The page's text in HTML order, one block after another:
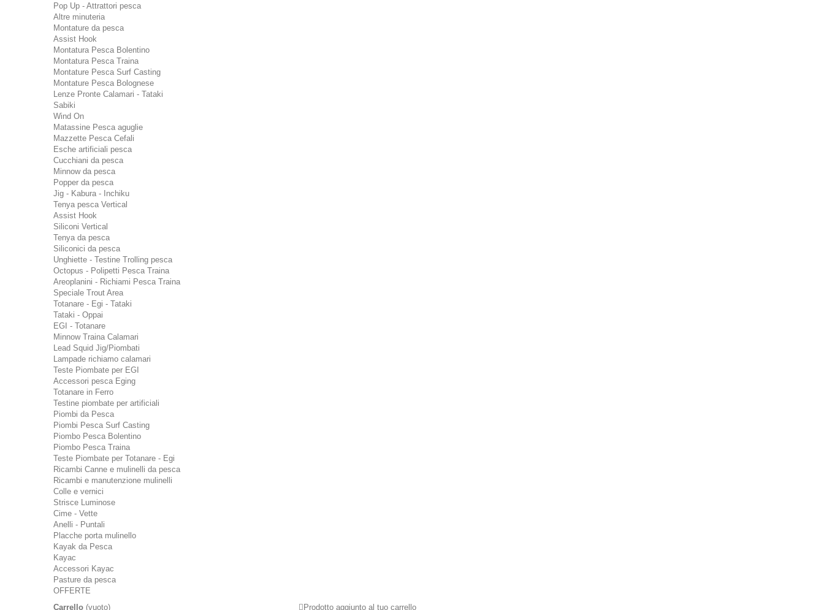
Pop Up - Attrattori pesca
Altre minuteria
Montature da pesca
Assist Hook
Montatura Pesca Bolentino
Montatura Pesca Traina
Montature Pesca Surf Casting
Montature Pesca Bolognese
Lenze Pronte Calamari - Tataki
Sabiki
Wind On
Matassine Pesca aguglie
Mazzette Pesca Cefali
Esche artificiali pesca
Cucchiani da pesca
Minnow da pesca
Popper da pesca
Jig - Kabura - Inchiku
Tenya pesca Vertical
Assist Hook
Siliconi Vertical
Tenya da pesca
Siliconici da pesca
Unghiette - Testine Trolling pesca
Octopus - Polipetti Pesca Traina
Areoplanini - Richiami Pesca Traina
Speciale Trout Area
Totanare - Egi - Tataki
Tataki - Oppai
EGI - Totanare
Minnow Traina Calamari
Lead Squid Jig/Piombati
Lampade richiamo calamari
Teste Piombate per EGI
Accessori pesca Eging
Totanare in Ferro
Testine piombate per artificiali
Piombi da Pesca
Piombi Pesca Surf Casting
Piombo Pesca Bolentino
Piombo Pesca Traina
Teste Piombate per Totanare - Egi
Ricambi Canne e mulinelli da pesca
Ricambi e manutenzione mulinelli
Colle e vernici
Strisce Luminose
Cime - Vette
Anelli - Puntali
Placche porta mulinello
Kayak da Pesca
Kayac
Accessori Kayac
Pasture da pesca
OFFERTE
Carrello (vuoto) Prodotto aggiunto al tuo carrello